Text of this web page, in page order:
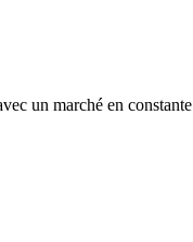
un marché en constante